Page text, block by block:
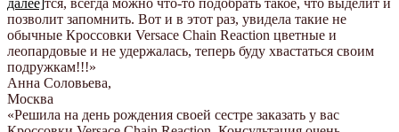
далее]тся, всегда можно что-то подобрать такое, что выделит и
позволит запомнить. Вот и в этот раз, увидела такие не
обычные Кроссовки Versace Chain Reaction цветные и
леопардовые и не удержалась, теперь буду хвастаться своим
подружкам!!!»
Анна Соловьева,
Москва
«Решила на день рождения своей сестре заказать у вас